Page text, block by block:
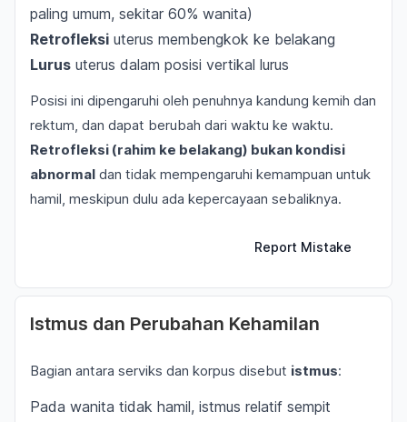
paling umum, sekitar 60% wanita)
Retrofleksi uterus membengkok ke belakang
Lurus uterus dalam posisi vertikal lurus
Posisi ini dipengaruhi oleh penuhnya kandung kemih dan
rektum, dan dapat berubah dari waktu ke waktu.
Retrofleksi (rahim ke belakang) bukan kondisi
abnormal dan tidak mempengaruhi kemampuan untuk
hamil, meskipun dulu ada kepercayaan sebaliknya.
Report Mistake
Istmus dan Perubahan Kehamilan
Bagian antara serviks dan korpus disebut istmus:
Pada wanita tidak hamil, istmus relatif sempit